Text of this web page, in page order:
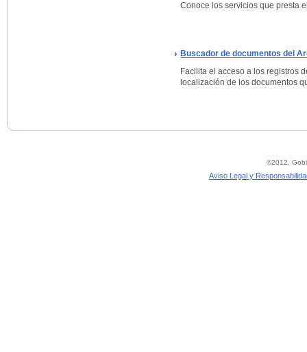
Conoce los servicios que presta
Buscador de documentos del
Facilita el acceso a los registros
localización de los documentos
©2012,
Aviso Legal y